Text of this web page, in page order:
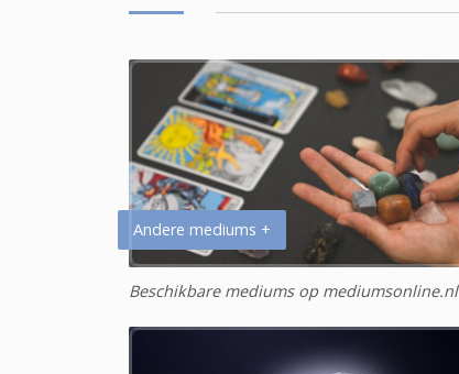
Andere mediums +
Beschikbare mediums op mediumsonline.nl